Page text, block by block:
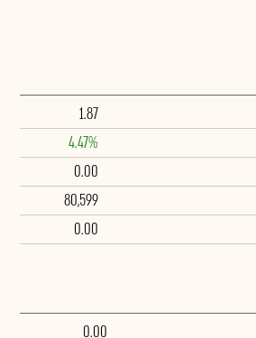
1.87
4.47%
0.00
80,599
0.00
0.00